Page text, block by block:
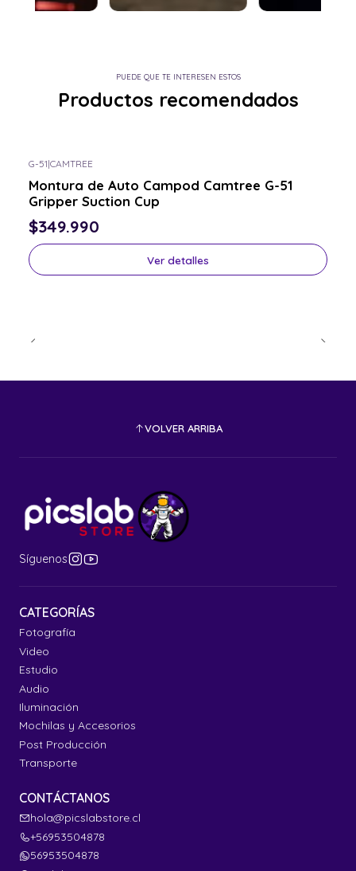
PUEDE QUE TE INTERESEN ESTOS
Productos recomendados
G-51|CAMTREE
Montura de Auto Campod Camtree G-51
Gripper Suction Cup
$349.990
Ver detalles
VOLVER ARRIBA
Síguenos
CATEGORÍAS
Fotografía
Video
Estudio
Audio
Iluminación
Mochilas y Accesorios
Post Producción
Transporte
CONTÁCTANOS
hola@picslabstore.cl
+56953504878
56953504878